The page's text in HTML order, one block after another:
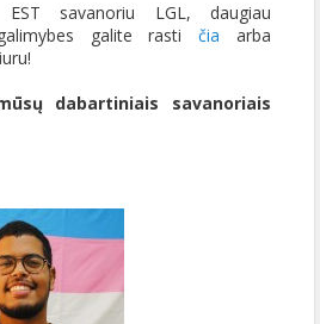
savanoriu LGL, daugiau
galite rastičia arba
dabartiniais savanoriais